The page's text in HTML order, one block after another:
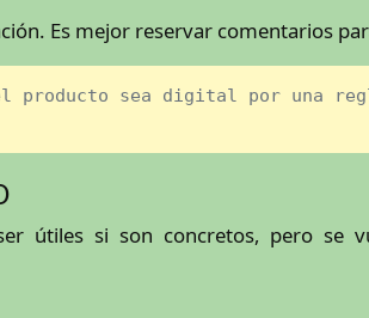
Es mejor reservar comentarios
producto sea digital por una
útiles si son concretos, pero se